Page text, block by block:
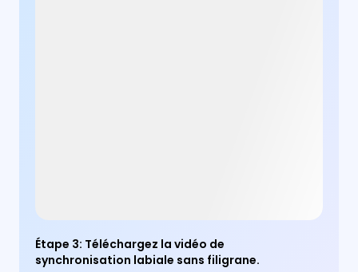
Étape 3: Téléchargez la vidéo de
synchronisation labiale sans filigrane.